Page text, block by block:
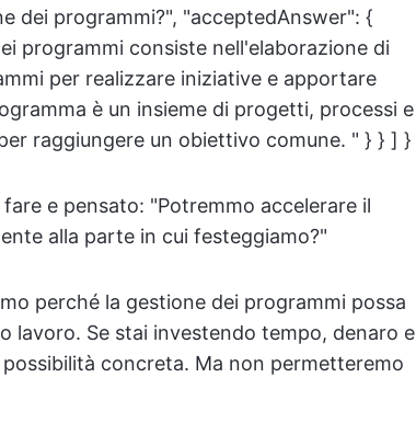
dei programmi?", "acceptedAnswer": {
programmi consiste nell'elaborazione di
per realizzare iniziative e apportare
è un insieme di progetti, processi e
raggiungere un obiettivo comune. " } } ] }
e pensato: "Potremmo accelerare il
alla parte in cui festeggiamo?"
perché la gestione dei programmi possa
lavoro. Se stai investendo tempo, denaro e
concreta. Ma non permetteremo